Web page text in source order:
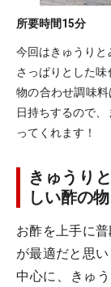
所要時間15分
今回はきゅうりと
さっぱりとした
物の合わせ調味
日持ちするので
ってくれます！
きゅうり
しい酢の
お酢を上手に
が最適だと思
中心に、きゅ